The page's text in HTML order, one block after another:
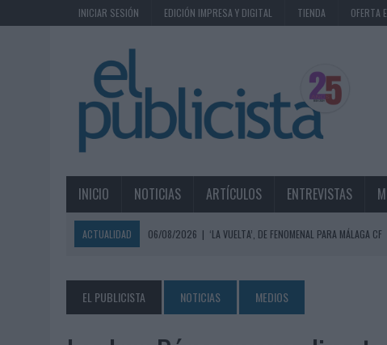
INICIAR SESIÓN EDICIÓN IMPRESA Y DIGITAL TIENDA OFERTA
INICIO NOTICIAS ARTÍCULOS ENTREVISTAS
ACTUALIDAD 06/08/2026 | ‘LA VUELTA’, DE FENOMENAL PARA MÁLAGA CF
06/08/2026 | LA TELEVISIÓN SIGUE LIDERANDO EL CONSUMO DE MEDIOS
06/08/2026
EL USO DE LA IA GENERATIVA ALCANZA YA AL 62% DE LOS
EL PUBLICISTA NOTICIAS MEDIOS